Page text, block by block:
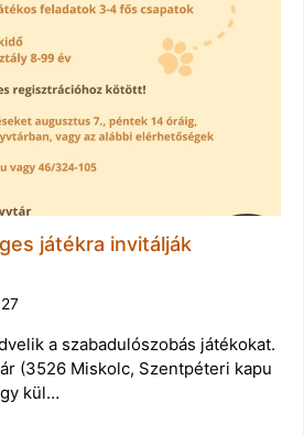
játékra invitálják
a szabadulószobás játékokat.
(3526 Miskolc, Szentpéteri kapu
kül…